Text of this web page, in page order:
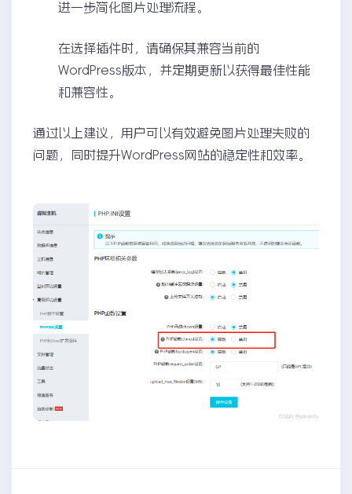
进一步简化图片处理流程。
在选择插件时，请确保其兼容当前的
WordPress版本，并定期更新以获得最佳性能
和兼容性。
通过以上建议，用户可以有效避免图片处理失败的
问题，同时提升WordPress网站的稳定性和效率。